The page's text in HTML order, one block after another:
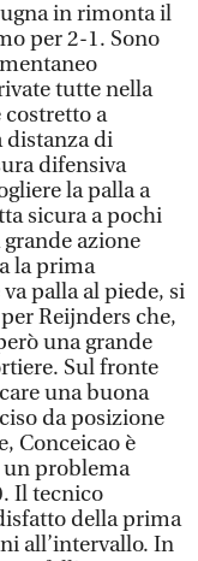
in rimonta il
per 2-1. Sono
tutte nella
a
distanza di
difensiva
la palla a
sicura a pochi
azione
la prima
palla al piede, si
Reijnders che,
una grande
Sul fronte
una buona
da posizione
Conceicao è
un problema
Il tecnico
della prima
all’intervallo. In